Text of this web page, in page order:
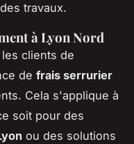
travaux.
à Lyon Nord
clients de
de frais serrurier
Cela s'applique à
soit pour des
ou des solutions